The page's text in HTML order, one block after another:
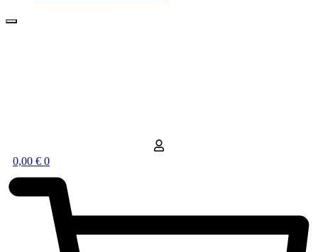
0,00 € 0